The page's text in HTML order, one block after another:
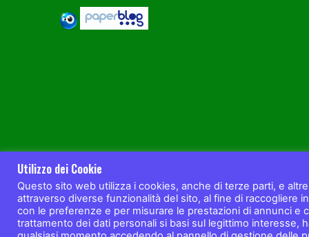
Utilizzo dei Cookie
Questo sito web utilizza i cookies, anche di terze parti, e
attraverso diverse funzionalità del sito, al fine di raccogliere
con le preferenze e per misurare le prestazioni di annunci e
trattamento dei dati personali si basi sul legittimo interesse,